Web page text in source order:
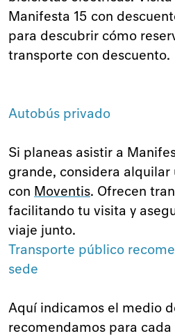
Manifesta 15 con
para descubrir cómo
transporte con descuento.
Autobús privado
Si planeas asistir a
grande, considera alquilar
con Moventis. Ofrecen
facilitando tu visita y
viaje junto.
Transporte público
sede
Aquí indicamos el medio
recomendamos para cada